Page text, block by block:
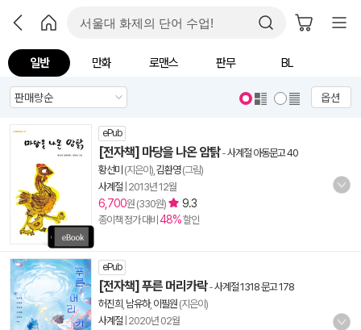
일반 만화 로맨스 판무 BL
옵션
ePub
[전자책] 마당을 나온 암탉-사계절 아동문고 40
황선미 (지은이), 김환영(그림)
사계절 2013년 12월
6,700원 (330원) 9.3
종이책 정가 대비 48%할인
ePub
[전자책] 푸른 머리카락-사계절 1318 문고 178
허진희 남유하, 이필원 (지은이)
사계절 2020년 02월